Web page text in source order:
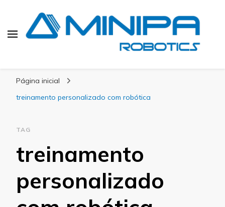
Página inicial
treinamento personalizado com robótica
TAG
treinamento
personalizado